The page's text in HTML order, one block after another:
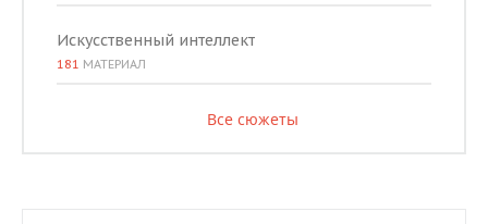
Искусственный интеллект
181 МАТЕРИАЛ
Все сюжеты